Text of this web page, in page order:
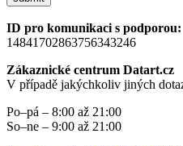
ID pro komunikaci s podporou:
14841702863756343246
Zákaznické centrum Datart.cz
V případě jakýchkoliv jiných
Po–pá – 8:00 až 21:00
So–ne – 9:00 až 21:00